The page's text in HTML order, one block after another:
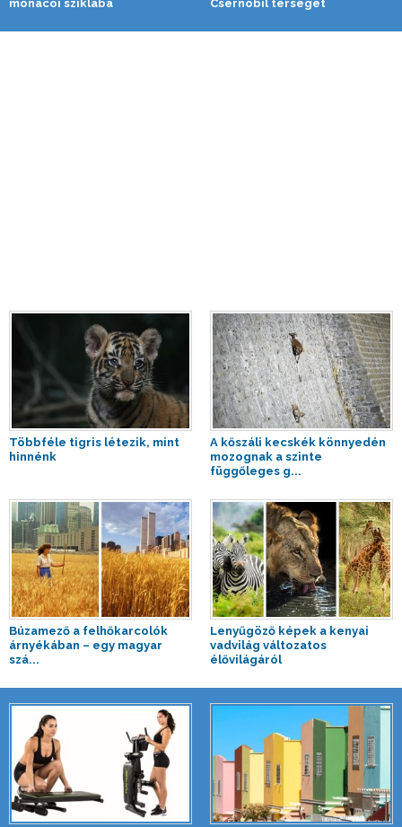
monacói sziklába Csernobil térségét
Többféle tigris létezik, mint
hinnénk
A kőszáli kecskék könnyedén
mozognak a szinte
függőleges g...
Búzamező a felhőkarcolók
árnyékában – egy magyar
szá...
Lenyűgöző képek a kenyai
vadvilág változatos
élővilágáról